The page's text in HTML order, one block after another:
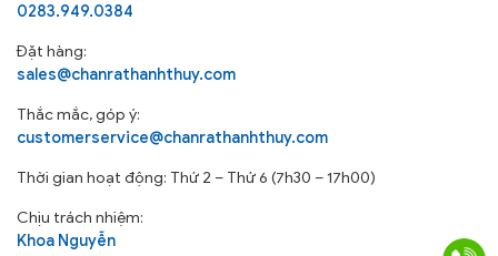
0283.949.0384
Đặt hàng:
sales@chanrathanhthuy.com
Thắc mắc, góp ý:
customerservice@chanrathanhthuy.com
Thời gian hoạt động: Thứ 2 – Thứ 6 (7h30 – 17h00)
Chịu trách nhiệm:
Khoa Nguyễn